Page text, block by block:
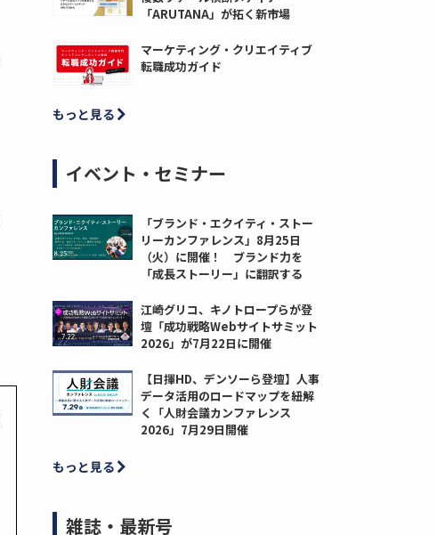
「ARUTANA」が拓く新市場
マーケティング・クリエイティブ
転職成功ガイド
もっと見る
イベント・セミナー
「ブランド・エクイティ・ストー
リーカンファレンス」8月25日
（火）に開催！ ブランド力を
「成長ストーリー」に翻訳する
江崎グリコ、キノトロープらが登
壇「成功戦略Webサイトサミット
2026」が7月22日に開催
【日揮HD、デンソーら登壇】人事
データ活用のロードマップを紐解
く「人財会議カンファレンス
2026」7月29日開催
もっと見る
雑誌・最新号